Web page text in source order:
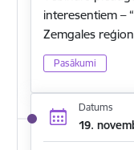
interesentiem –
Zemgales
Pasākumi
Datums
19.